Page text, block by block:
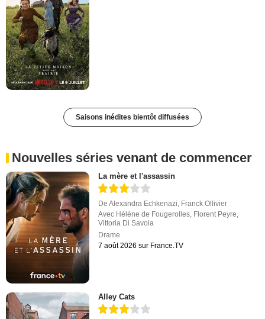
Saisons inédites bientôt diffusées
Nouvelles séries venant de commencer
La mère et l'assassin
DeAlexandra Echkenazi, Franck Ollivier
Avec Hélène de Fougerolles, Florent Peyre,
Vittoria Di Savoia
Drame
7 août 2026 sur France.TV
Alley Cats